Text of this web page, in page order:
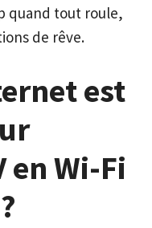
quand tout roule,
de rêve.
est
en Wi-Fi